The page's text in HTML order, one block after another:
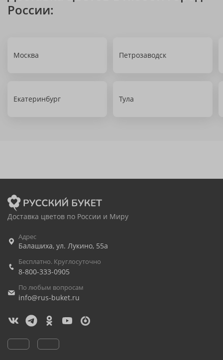
России:
Москва Петрозаводск
Екатеринбург Тула
Доставка цветов по России и Миру
Адрес
Балашиха, ул. Лукино, 55а
Бесплатно. Круглосуточно
8-800-333-0905
По любым вопросам
info@rus-buket.ru